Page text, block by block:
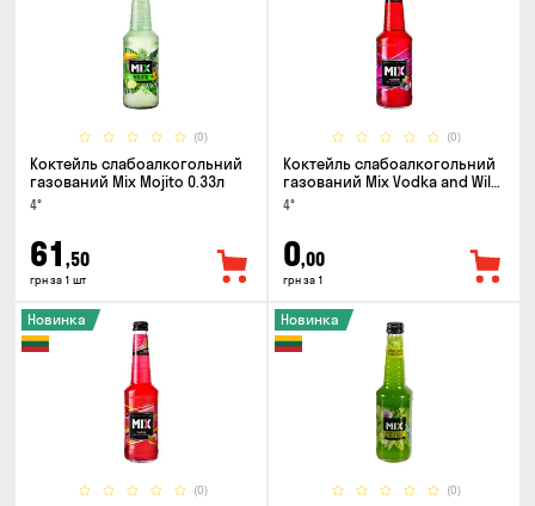
(0)
Коктейль слабоалкогольний
газований Mix Mojito 0.33л
4°
61 ,50
грн за 1 шт
(0)
Коктейль слабоалкогольний
газований Mix Vodka and Wild
Berry 0.33л
4°
0,00
грн за 1
(0)
Новинка
(0)
Новинка